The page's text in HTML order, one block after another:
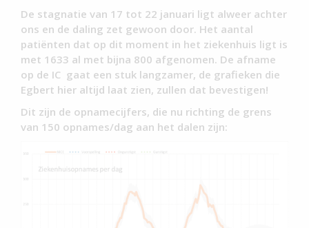
De stagnatie van 17 tot 22 januari ligt alweer achter
ons en de daling zet gewoon door. Het aantal
patiënten dat op dit moment in het ziekenhuis ligt is
met 1633 al met bijna 800 afgenomen. De afname
op de IC gaat een stuk langzamer, de grafieken die
Egbert hier altijd laat zien, zullen dat bevestigen!
Dit zijn de opnamecijfers, die nu richting de grens
van 150 opnames/dag aan het dalen zijn: